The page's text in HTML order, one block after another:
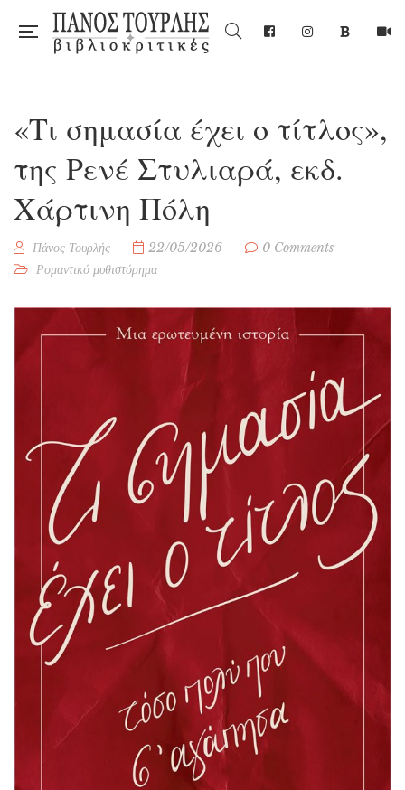
«Τι σημασία έχει ο τίτλος»,
της Ρενέ Στυλιαρά, εκδ.
Χάρτινη Πόλη
Πάνος Τουρλής 22/05/2026
0 Comments
Ρομαντικό μυθιστόρημα